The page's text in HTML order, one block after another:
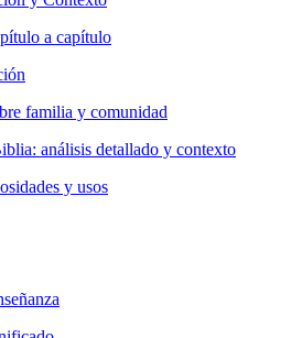
a capítulo
familia y comunidad
análisis detallado y contexto
y usos